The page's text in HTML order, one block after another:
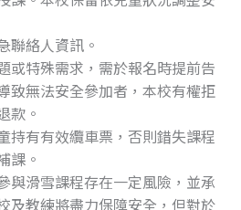
聯絡人資訊。
或特殊需求，需於報名時提前告
致無法安全參加者，本校有權拒
款。
持有有效纜車票，否則錯失課程
課。
與滑雪課程存在一定風險，並承
及教練將盡力保障安全，但對於